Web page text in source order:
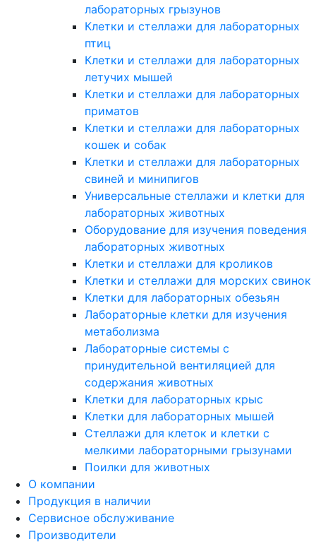
лабораторных грызунов
Клетки и стеллажи для лабораторных
птиц
Клетки и стеллажи для лабораторных
летучих мышей
Клетки и стеллажи для лабораторных
приматов
Клетки и стеллажи для лабораторных
кошек и собак
Клетки и стеллажи для лабораторных
свиней и минипигов
Универсальные стеллажи и клетки для
лабораторных животных
Оборудование для изучения поведения
лабораторных животных
Клетки и стеллажи для кроликов
Клетки и стеллажи для морских свинок
Клетки для лабораторных обезьян
Лабораторные клетки для изучения
метаболизма
Лабораторные системы с
принудительной вентиляцией для
содержания животных
Клетки для лабораторных крыс
Клетки для лабораторных мышей
Стеллажи для клеток и клетки с
мелкими лабораторными грызунами
Поилки для животных
О компании
Продукция в наличии
Сервисное обслуживание
Производители